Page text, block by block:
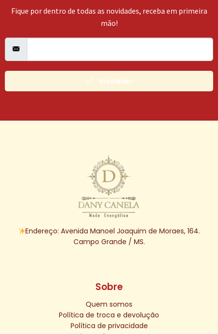
Fique por dentro de todas as novidades, receba em primeira
mão!
Inscrever
Endereço: Avenida Manoel Joaquim de Moraes, 164.
Campo Grande / MS.
Sobre
Quem somos
Política de troca e devolução
Política de privacidade